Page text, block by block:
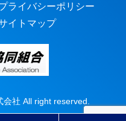
ライバシーポリシー
イトマップ
社 All right reserved.